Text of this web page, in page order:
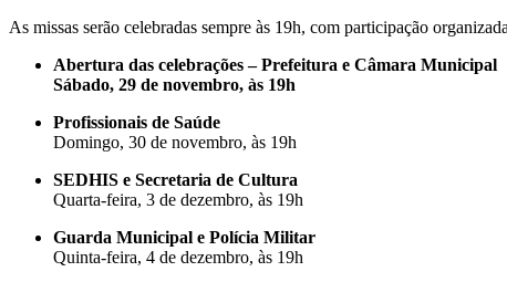
As missas serão celebradas sempre às 19h, com participação
Abertura das celebrações – Prefeitura e Câmara Municipal
Sábado, 29 de novembro, às 19h
Profissionais de Saúde
Domingo, 30 de novembro, às 19h
SEDHIS e Secretaria de Cultura
Quarta-feira, 3 de dezembro, às 19h
Guarda Municipal e Polícia Militar
Quinta-feira, 4 de dezembro, às 19h